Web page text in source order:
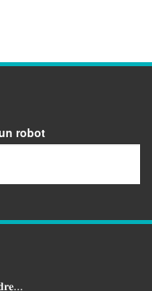
robot